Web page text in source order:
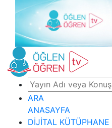
ARA
ANASAYFA
DİJİTAL KÜTÜPHANE